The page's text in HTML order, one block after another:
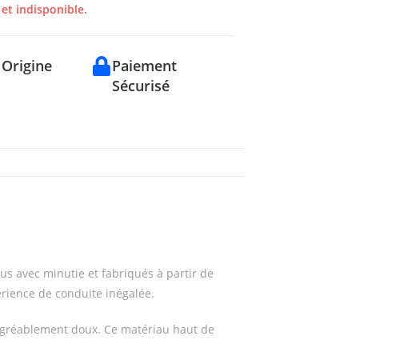
indisponible.
Paiement
Sécurisé
avec minutie et fabriqués à partir de
de conduite inégalée.
doux. Ce matériau haut de